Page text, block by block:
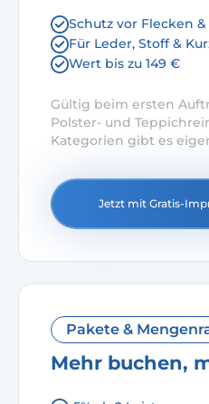
Schutz vor Flecken &
Für Leder, Stoff &
Wert bis zu 149 €
Gültig beim ersten
Polster- und
Kategorien gibt es
Jetzt mit Gratis-
Pakete &
Mehr buchen,